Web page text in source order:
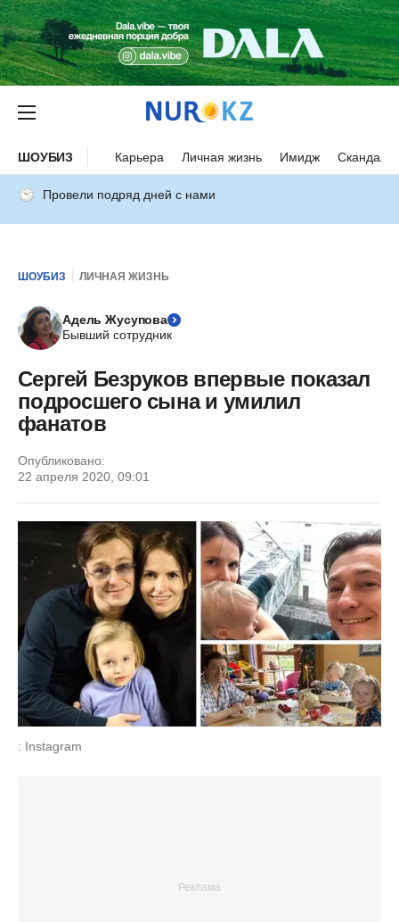
ШОУБИЗ Карьера Личная жизнь Имидж Скандалы
Провели подряд дней с нами
ШОУБИЗ ЛИЧНАЯ ЖИЗНЬ
Адель Жусупова
Бывший сотрудник
Сергей Безруков впервые показал
подросшего сына и умилил
фанатов
Опубликовано:
22 апреля 2020, 09:01
: Instagram